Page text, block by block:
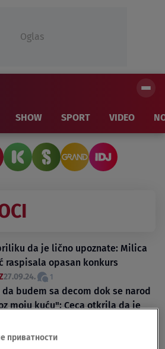
Oglas
SHOW SPORT VIDEO
da je lično upoznate: Milica
raspisala opasan konkurs
27.09.24. 1
da budem sa decom dok se narod
moju kuću": Ceca otkrila da je
приватности